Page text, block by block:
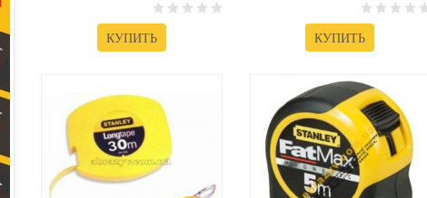
КУПИТЬ КУПИТЬ